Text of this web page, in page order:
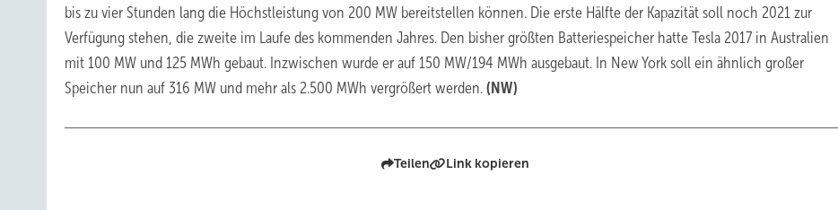
bis zu vier Stunden lang die Höchstleistung von 200 MW bereitstellen können. Die erste Hälfte der Kapazität soll noch 2021 zur
Verfügung stehen, die zweite im Laufe des kommenden Jahres. Den bisher größten Batteriespeicher hatte Tesla 2017 in Australien
mit 100 MW und 125 MWh gebaut. Inzwischen wurde er auf 150 MW/194 MWh ausgebaut. In New York soll ein ähnlich großer
Speicher nun auf 316 MW und mehr als 2.500 MWh vergrößert werden. (NW)
Teilen Link kopieren